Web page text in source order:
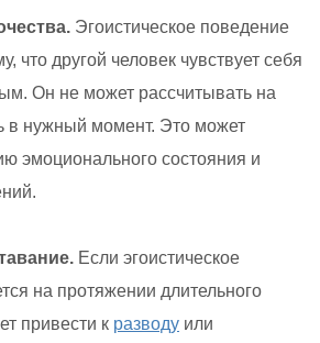
Эгоистическое поведение
что другой человек чувствует себя
Он не может рассчитывать на
в нужный момент. Это может
эмоционального состояния и
Если эгоистическое
на протяжении длительного
привести к разводу или